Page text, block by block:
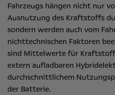
Fahrzeugs hängen nicht nur
Ausnutzung des Kraftstoffs
sondern werden auch vom
nichttechnischen Faktoren
sind Mittelwerte für
extern aufladbaren
durchschnittlichem
der Batterie.